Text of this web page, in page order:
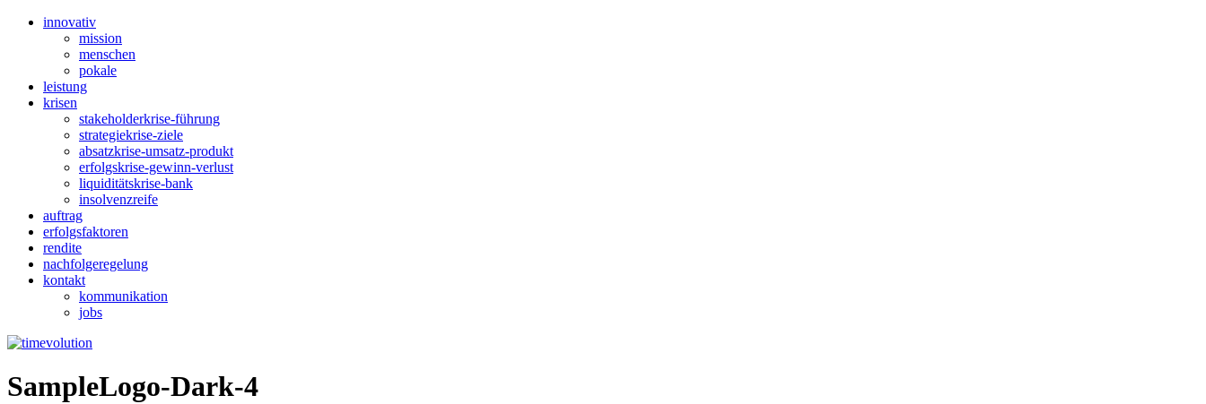
innovativ
mission
menschen
pokale
leistung
krisen
stakeholderkrise-führung
strategiekrise-ziele
absatzkrise-umsatz-produkt
erfolgskrise-gewinn-verlust
liquiditätskrise-bank
insolvenzreife
auftrag
erfolgsfaktoren
rendite
nachfolgeregelung
kontakt
kommunikation
jobs
SampleLogo-Dark-4